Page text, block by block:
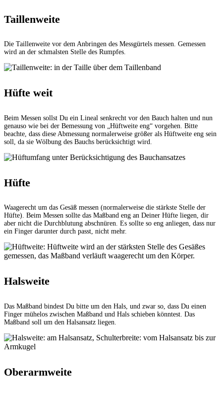
Taillenweite
Die Taillenweite vor dem Anbringen des Messgürtels messen. Gemessen
wird an der schmalsten Stelle des Rumpfes.
Hüfte weit
Beim Messen sollst Du ein Lineal senkrecht vor den Bauch halten und nun
genauso wie bei der Bemessung von „Hüftweite eng“ vorgehen. Bitte
beachte, dass diese Abmessung normalerweise größer als Hüftweite eng sein
soll, da sie Wölbung des Bauchs berücksichtigt wird.
Hüfte
Waagerecht um das Gesäß messen (normalerweise die stärkste Stelle der
Hüfte). Beim Messen sollte das Maßband eng an Deiner Hüfte liegen, dir
aber nicht die Durchblutung abschnüren. Es sollte so eng anliegen, dass nur
ein Finger darunter durch passt, nicht mehr.
Halsweite
Das Maßband bindest Du bitte um den Hals, und zwar so, dass Du einen
Finger mühelos zwischen Maßband und Hals schieben könntest. Das
Maßband soll um den Halsansatz liegen.
Oberarmweite